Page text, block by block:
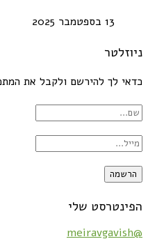
13 בספטמבר 2025
ניוזלטר
כדאי לך להירשם ולקבל את
הפינטרסט שלי
@meiravgavish